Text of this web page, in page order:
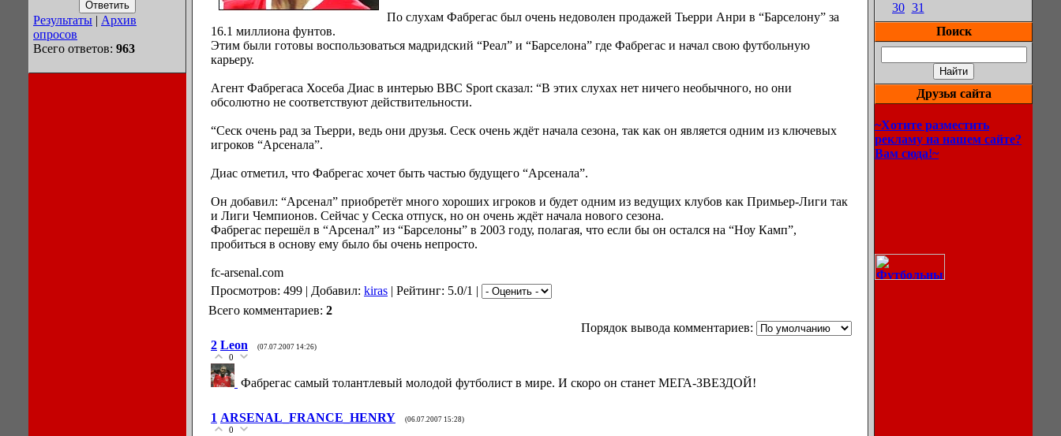
Результаты | Архив
опросов
Всего ответов: 963
По слухам Фабрегас был очень недоволен продажей Тьерри Анри в “Барселону” за
16.1 миллиона фунтов.
Этим были готовы воспользоваться мадридский “Реал” и “Барселона” где Фабрегас и начал свою футбольную
карьеру.
Агент Фабрегаса Хосеба Диас в интерью BBC Sport сказал: “В этих слухах нет ничего необычного, но они
обсолютно не соответствуют действительности.
“Сеск очень рад за Тьерри, ведь они друзья. Сеск очень ждёт начала сезона, так как он является одним из ключевых
игроков “Арсенала”.
Диас отметил, что Фабрегас хочет быть частью будущего “Арсенала”.
Он добавил: “Арсенал” приобретёт много хороших игроков и будет одним из ведущих клубов как Примьер-Лиги так
и Лиги Чемпионов. Сейчас у Сеска отпуск, но он очень ждёт начала нового сезона.
Фабрегас перешёл в “Арсенал” из “Барселоны” в 2003 году, полагая, что если бы он остался на “Ноу Камп”,
пробиться в основу ему было бы очень непросто.
fc-arsenal.com
Просмотров: 499 | Добавил: kiras | Рейтинг: 5.0/1 |
Всего комментариев: 2
Порядок вывода комментариев:
2 Leon (07.07.2007 14:26)
0
Фабрегас самый толантлевый молодой футболист в мире. И скоро он станет МЕГА-ЗВЕЗДОЙ!
1 ARSENAL_FRANCE_HENRY (06.07.2007 15:28)
0
30 31
Поиск
Друзья сайта
~Хотите разместить
рекламу на нашем сайте?
Вам сюда!~